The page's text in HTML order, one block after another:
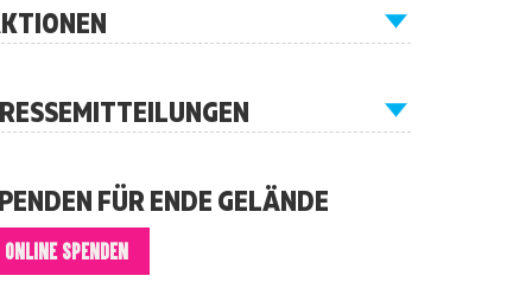
FÜR ENDE GELÄNDE
ONLINE SPENDEN